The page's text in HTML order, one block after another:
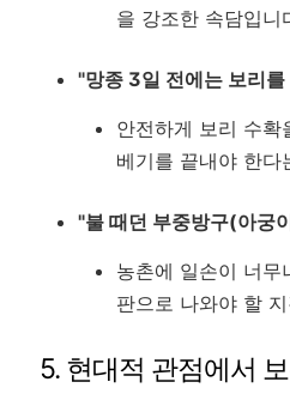
을 강조한 속담입니
"망종 3일 전에는 보리를
안전하게 보리 수
베기를 끝내야 한다
"불 때던 부중방구(아궁
농촌에 일손이 너
판으로 나와야 할
5. 현대적 관점에서